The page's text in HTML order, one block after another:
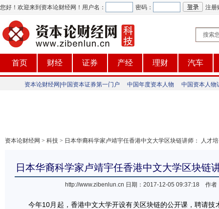
您好！欢迎来到资本论财经网！ 用户名： 密码： 注册
首页 财经 证券 产经 理财 汽车
资本论财经网|中国资本证券第一门户 中国年度资本人物 中国资本人物
资本论财经网 > 科技 > 日本华裔科学家卢靖宇任香港中文大学区块链讲师： 人才
日本华裔科学家卢靖宇任香港中文大学区块链
http://www.zibenlun.cn 日期：2017-12-05 09:37:18 作
今年10月起，香港中文大学开设有关区块链的公开课，聘请技